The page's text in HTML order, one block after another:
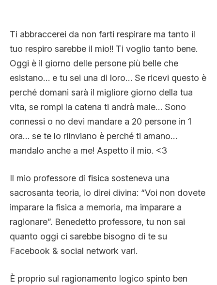
Ti abbraccerei da non farti respirare ma tanto il
tuo respiro sarebbe il mio!! Ti voglio tanto bene.
Oggi è il giorno delle persone più belle che
esistano… e tu sei una di loro… Se ricevi questo è
perché domani sarà il migliore giorno della tua
vita, se rompi la catena ti andrà male… Sono
connessi o no devi mandare a 20 persone in 1
ora… se te lo riinviano è perché ti amano…
mandalo anche a me! Aspetto il mio. <3
Il mio professore di fisica sosteneva una
sacrosanta teoria, io direi divina: “Voi non dovete
imparare la fisica a memoria, ma imparare a
ragionare”. Benedetto professore, tu non sai
quanto oggi ci sarebbe bisogno di te su
Facebook & social network vari.
È proprio sul ragionamento logico spinto ben